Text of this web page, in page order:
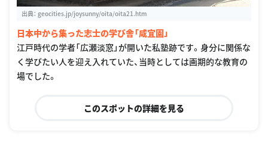
出典： geocities.jp/joysunny/oita/oita21.htm
日本中から集った志士の学び舎「咸宜園」
江戸時代の学者「広瀬淡窓」が開いた私塾跡です。身分に関係な
く学びたい人を迎え入れていた、当時としては画期的な教育の
場でした。
このスポットの詳細を見る